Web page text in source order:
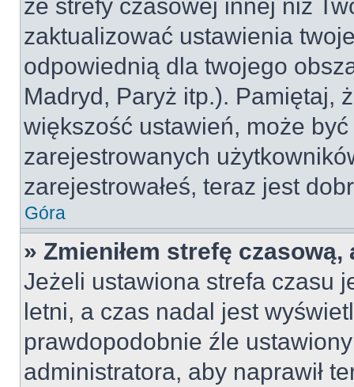
ze strefy czasowej innej niż
zaktualizować ustawienia
odpowiednią dla twojego
Madryd, Paryż itp.). Pamiętaj,
większość ustawień, może
zarejestrowanych
zarejestrowałeś, teraz jest
Góra
» Zmieniłem strefę
Jeżeli ustawiona strefa czasu
letni, a czas nadal jest
prawdopodobnie źle
administratora, aby naprawił